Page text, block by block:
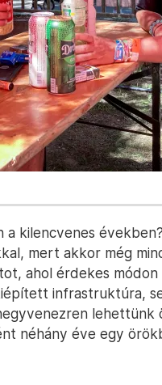
kilencvenes
mert akkor még
ahol érdekes módon
infrastruktúra,
lehettünk
néhány éve egy